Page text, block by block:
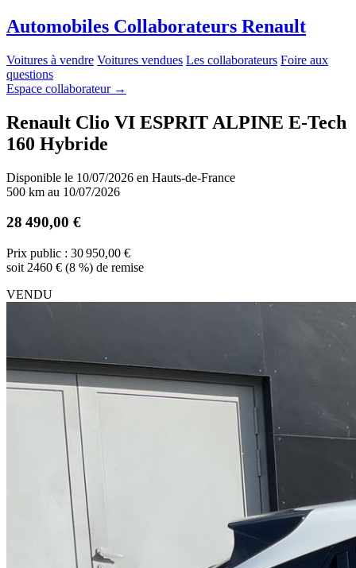
Automobiles Collaborateurs Renault
Voitures à vendre Voitures vendues Les collaborateurs Foire aux
questions
Espace collaborateur →
Renault Clio VI ESPRIT ALPINE E-Tech
160 Hybride
Disponible le 10/07/2026 en Hauts-de-France
500 km au 10/07/2026
28 490,00 €
Prix public : 30 950,00 €
soit 2460 € (8 %) de remise
VENDU